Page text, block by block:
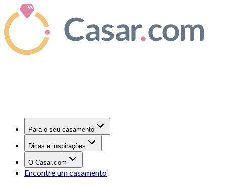
Para o seu casamento
Dicas e inspirações
O Casar.com
Encontre um casamento